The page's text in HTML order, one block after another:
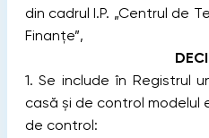
din cadrul I.P. „Centrul de
Finanțe”,
1. Se include în Registrul
casă și de control modelul
de control: